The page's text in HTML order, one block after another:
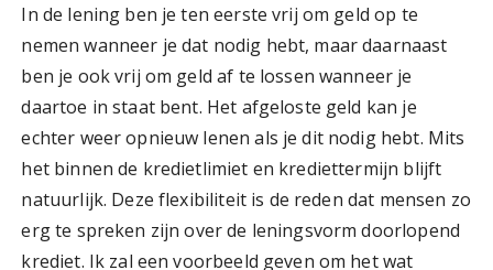
In de lening ben je ten eerste vrij om geld op te
nemen wanneer je dat nodig hebt, maar daarnaast
ben je ook vrij om geld af te lossen wanneer je
daartoe in staat bent. Het afgeloste geld kan je
echter weer opnieuw lenen als je dit nodig hebt. Mits
het binnen de kredietlimiet en krediettermijn blijft
natuurlijk. Deze flexibiliteit is de reden dat mensen zo
erg te spreken zijn over de leningsvorm doorlopend
krediet. Ik zal een voorbeeld geven om het wat